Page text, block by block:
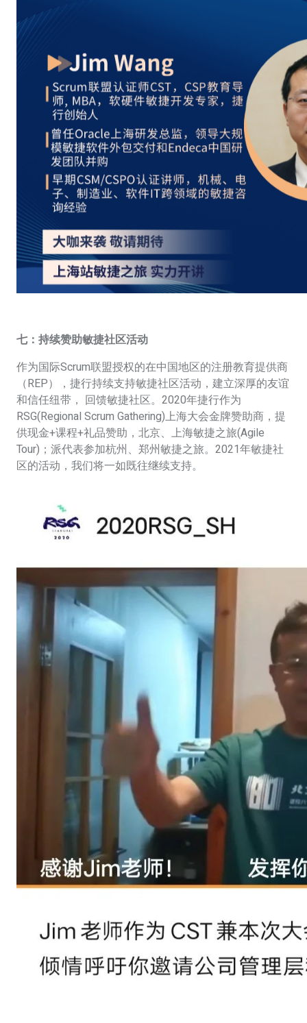
七：持续赞助敏捷社区活动
作为国际Scrum联盟授权的在中国地区的注册教育提供商
（REP），捷行持续支持敏捷社区活动，建立深厚的友谊
和信任纽带， 回馈敏捷社区。2020年捷行作为
RSG(Regional Scrum Gathering)上海大会金牌赞助商，提
供现金+课程+礼品赞助，北京、上海敏捷之旅(Agile
Tour)；派代表参加杭州、郑州敏捷之旅。2021年敏捷社
区的活动，我们将一如既往继续支持。